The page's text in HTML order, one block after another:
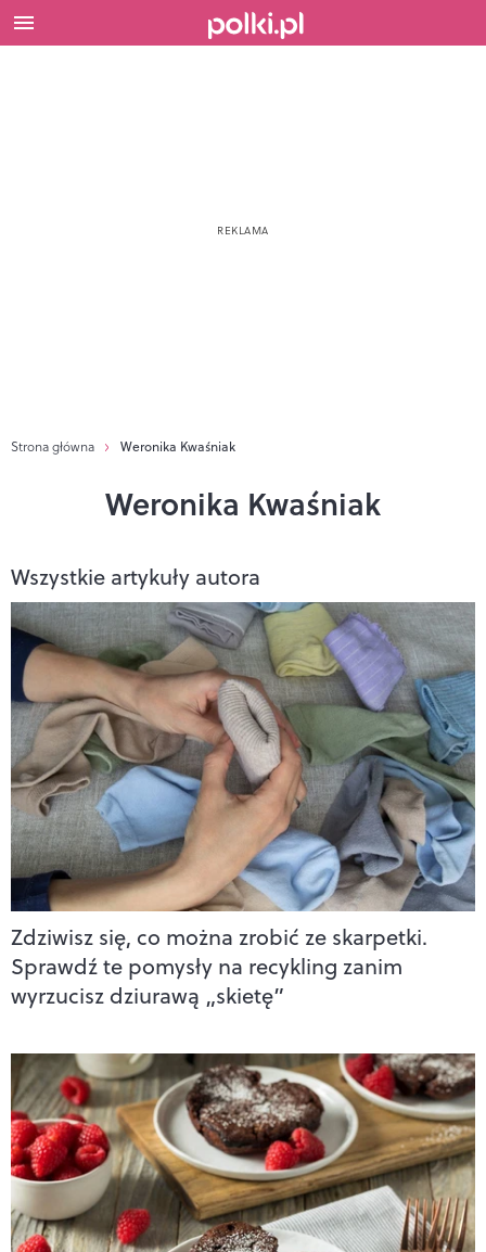
Strona główna Weronika Kwaśniak
Weronika Kwaśniak
Wszystkie artykuły autora
Zdziwisz się, co można zrobić ze skarpetki.
Sprawdź te pomysły na recykling zanim
wyrzucisz dziurawą „skietę”